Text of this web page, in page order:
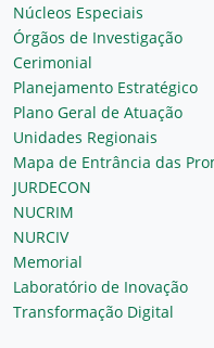
Núcleos Especiais
Órgãos de Investigação
Cerimonial
Planejamento Estratégico
Plano Geral de Atuação
Unidades Regionais
Mapa de Entrância das
JURDECON
NUCRIM
NURCIV
Memorial
Laboratório de Inovação
Transformação Digital